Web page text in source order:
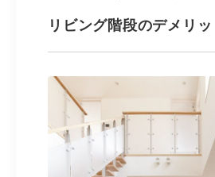
リビング階段のデメリッ